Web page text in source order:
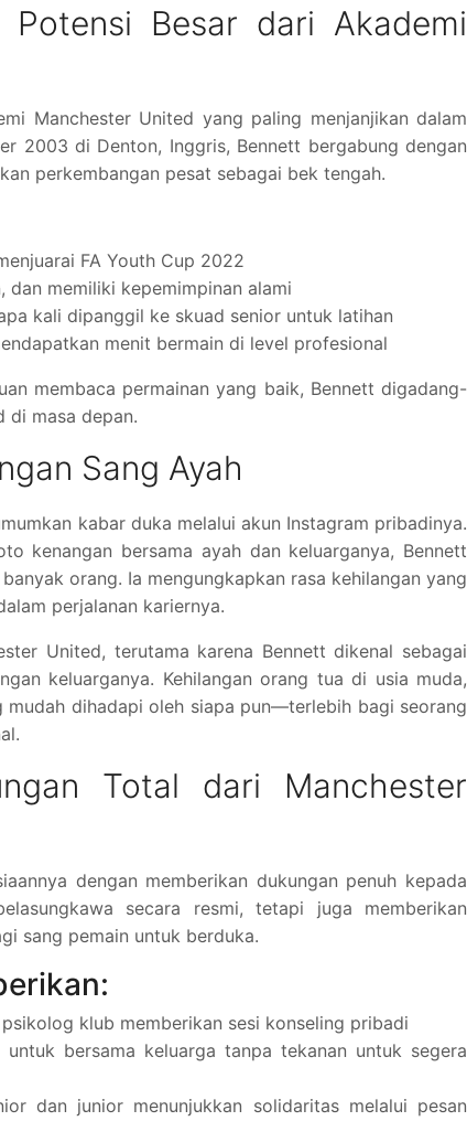
Potensi Besar dari Akademi
Manchester United yang paling menjanjikan dalam
2003 di Denton, Inggris, Bennett bergabung dengan
perkembangan pesat sebagai bek tengah.
FA Youth Cup 2022
memiliki kepemimpinan alami
kali dipanggil ke skuad senior untuk latihan
menit bermain di level profesional
membaca permainan yang baik, Bennett digadang-
di masa depan.
Sang Ayah
kabar duka melalui akun Instagram pribadinya.
kenangan bersama ayah dan keluarganya, Bennett
orang. Ia mengungkapkan rasa kehilangan yang
perjalanan kariernya.
United, terutama karena Bennett dikenal sebagai
keluarganya. Kehilangan orang tua di usia muda,
dihadapi oleh siapa pun—terlebih bagi seorang
Total dari Manchester
dengan memberikan dukungan penuh kepada
secara resmi, tetapi juga memberikan
sang pemain untuk berduka.
klub memberikan sesi konseling pribadi
bersama keluarga tanpa tekanan untuk segera
dan junior menunjukkan solidaritas melalui pesan